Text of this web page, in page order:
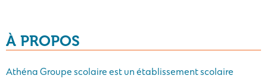
À PROPOS
Athéna Groupe scolaire est un établissement scolaire